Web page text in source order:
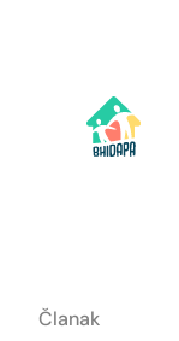
Članak